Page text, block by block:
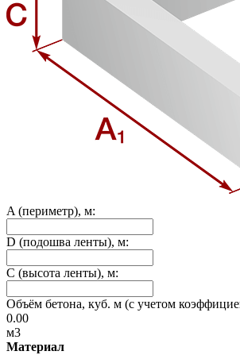
A (периметр), м:
D (подошва ленты), м:
C (высота ленты), м:
Объём бетона, куб. м (с учетом
0.00
м3
Материал